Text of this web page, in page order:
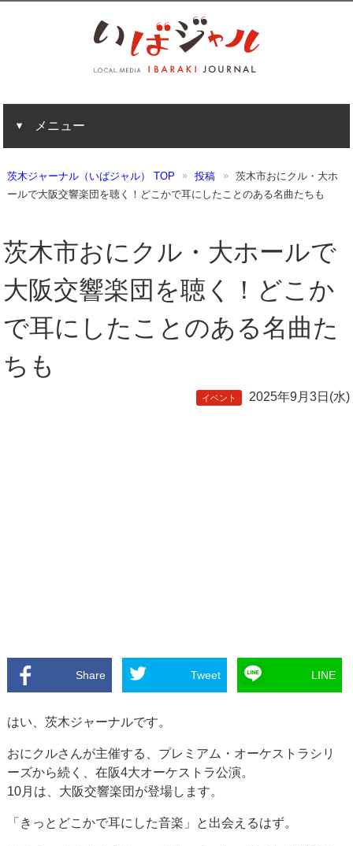
メニュー
茨木ジャーナル（いばジャル） TOP 投稿
茨木市おにクル・大ホ
ールで大阪交響楽団を聴く！どこかで耳にしたことのある名曲たちも
茨木市おにクル・大ホールで
大阪交響楽団を聴く！どこか
で耳にしたことのある名曲た
ちも
イベント 2025年9月3日(水)
Share Tweet LINE
はい、茨木ジャーナルです。
おにクルさんが主催する、プレミアム・オーケストラシリ
ーズから続く、在阪4大オーケストラ公演。
10月は、大阪交響楽団が登場します。
「きっとどこかで耳にした音楽」と出会えるはず。